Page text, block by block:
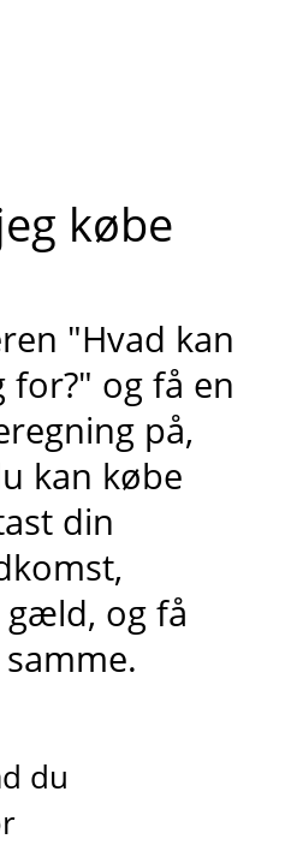
købe
"Hvad kan
og få en
på,
kan købe
din
og få
du